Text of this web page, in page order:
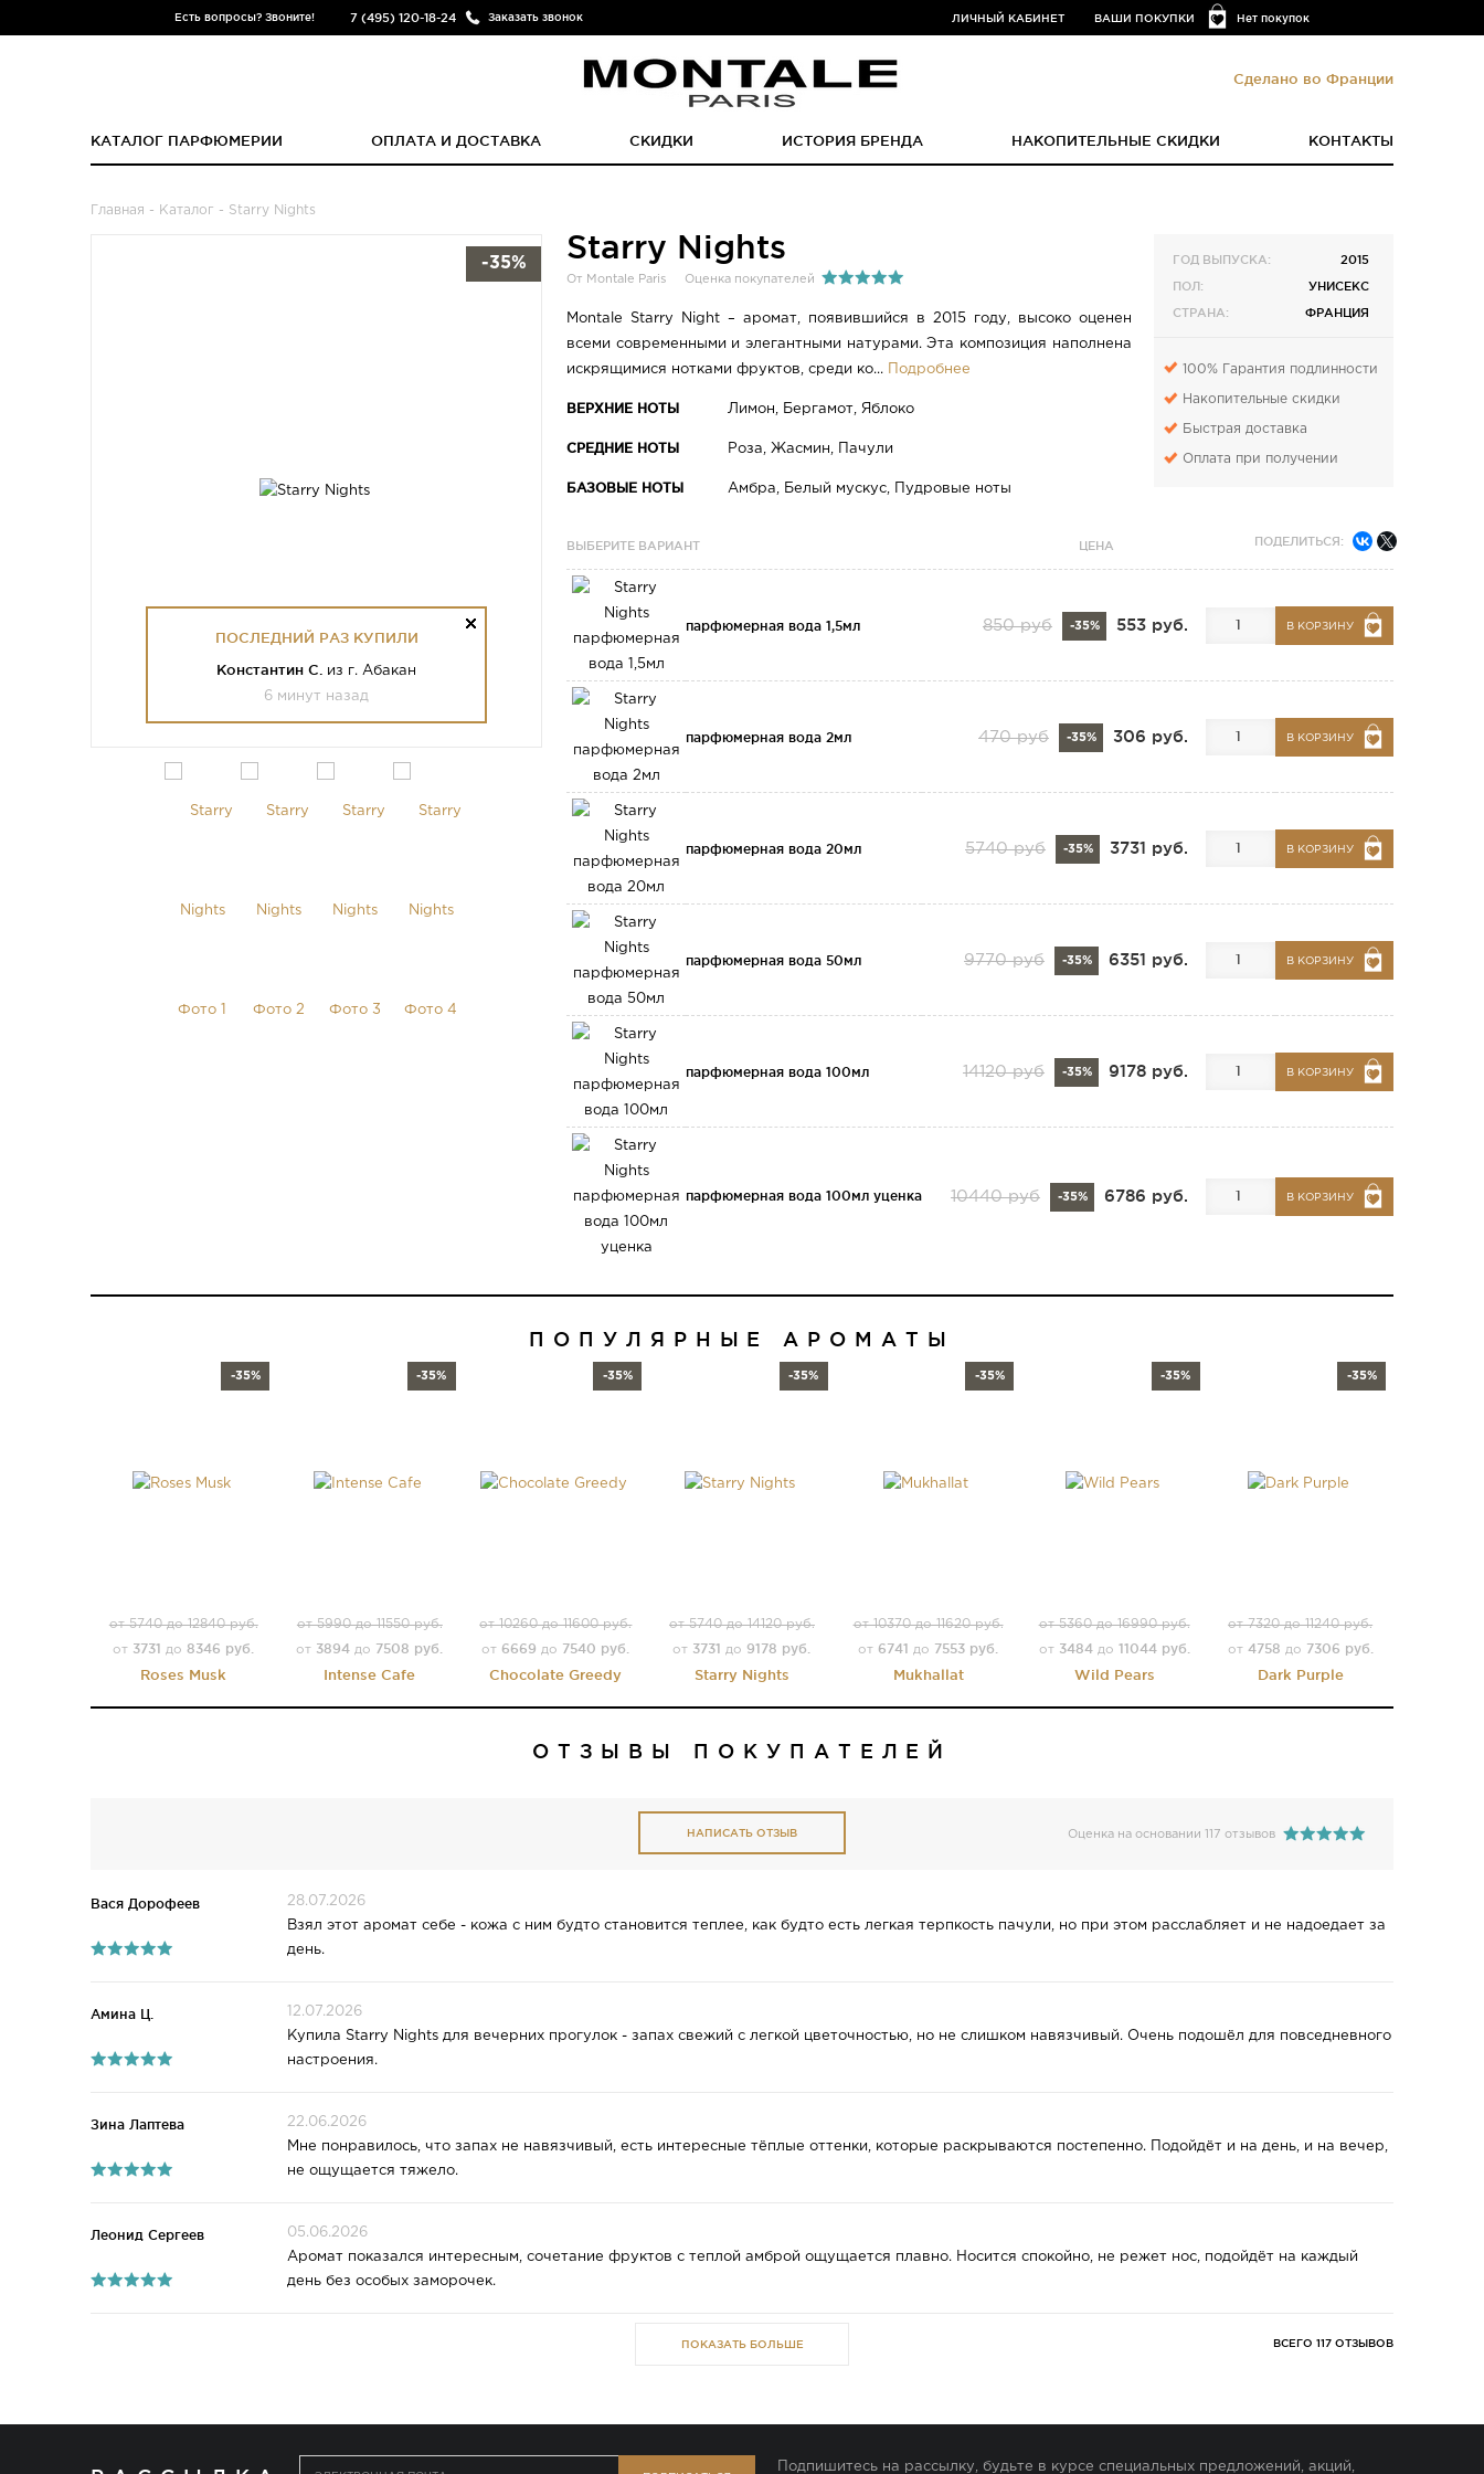
Есть вопросы? Звоните! 7 (495) 120-18-24 Заказать звонок Нет покупок
ЛИЧНЫЙ КАБИНЕТ ВАШИ ПОКУПКИ
Сделано во Франции
КАТАЛОГ ПАРФЮМЕРИИ ОПЛАТА И ДОСТАВКА СКИДКИ ИСТОРИЯ БРЕНДА НАКОПИТЕЛЬНЫЕ СКИДКИ КОНТАКТЫ
Главная - Каталог - Starry Nights
-35%
ПОСЛЕДНИЙ РАЗ КУПИЛИ
Константин С. из г. Абакан
6 минут назад
Starry Nights
От Montale Paris Оценка покупателей
Montale Starry Night – аромат, появившийся в 2015 году, высоко оценен
всеми современными и элегантными натурами. Эта композиция наполнена
искрящимися нотками фруктов, среди ко... Подробнее
ВЕРХНИЕ НОТЫ Лимон, Бергамот, Яблоко
СРЕДНИЕ НОТЫ Роза, Жасмин, Пачули
БАЗОВЫЕ НОТЫ Амбра, Белый мускус, Пудровые ноты
ГОД ВЫПУСКА:
2015
ПОЛ:
УНИСЕКС
СТРАНА:
ФРАНЦИЯ
100% Гарантия подлинности
Накопительные скидки
Быстрая доставка
Оплата при получении
ВЫБЕРИТЕ ВАРИАНТ ЦЕНА ПОДЕЛИТЬСЯ:
парфюмерная вода 1,5мл 850 руб -35% 553 руб. В КОРЗИНУ
парфюмерная вода 2мл 470 руб -35% 306 руб. В КОРЗИНУ
парфюмерная вода 20мл 5740 руб -35% 3731 руб. В КОРЗИНУ
парфюмерная вода 50мл 9770 руб -35% 6351 руб. В КОРЗИНУ
парфюмерная вода 100мл 14120 руб -35% 9178 руб. В КОРЗИНУ
парфюмерная вода 100мл уценка 10440 руб -35% 6786 руб. В КОРЗИНУ
ПОПУЛЯРНЫЕ АРОМАТЫ
-35%
от 5740 до 12840 руб.
от 3731 до8346 руб.
Roses Musk
-35%
от 5990 до 11550 руб.
от 3894 до 7508 руб.
Intense Cafe
-35%
от 10260 до 11600 руб.
от 6669 до 7540 руб.
Chocolate Greedy
-35%
от 5740 до 14120 руб.
от 3731 до 9178 руб.
Starry Nights
-35%
от 10370 до 11620 руб.
от 6741 до 7553 руб.
Mukhallat
-35%
от 5360 до 16990 руб.
от 3484до 11044 руб.
Wild Pears
-35%
от 7320 до 11240 руб.
от 4758 до 7306 руб.
Dark Purple
ОТЗЫВЫ ПОКУПАТЕЛЕЙ
НАПИСАТЬ ОТЗЫВ Оценка на основании 117 отзывов
Вася Дорофеев
28.07.2026
Взял этот аромат себе - кожа с ним будто становится теплее, как будто есть легкая терпкость пачули, но при этом расслабляет и не надоедает за
день.
Амина Ц.
12.07.2026
Купила Starry Nights для вечерних прогулок - запах свежий с легкой цветочностью, но не слишком навязчивый. Очень подошёл для повседневного
настроения.
Зина Лаптева
22.06.2026
Мне понравилось, что запах не навязчивый, есть интересные тёплые оттенки, которые раскрываются постепенно. Подойдёт и на день, и на вечер,
не ощущается тяжело.
Леонид Сергеев
05.06.2026
Аромат показался интересным, сочетание фруктов с теплой амброй ощущается плавно. Носится спокойно, не режет нос, подойдёт на каждый
день без особых заморочек.
ВСЕГО 117 ОТЗЫВОВ
ПОКАЗАТЬ БОЛЬШЕ
Подпишитесь на рассылку, будьте в курсе специальных предложений, акций,